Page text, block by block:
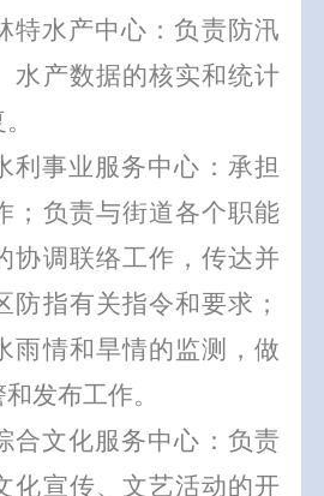
特水产中心：负责防汛
水产数据的核实和统计
利事业服务中心：承担
；负责与街道各个职能
协调联络工作，传达并
防指有关指令和要求；
雨情和旱情的监测，做
发布工作。
合文化服务中心：负责
化宣传、文艺活动的开